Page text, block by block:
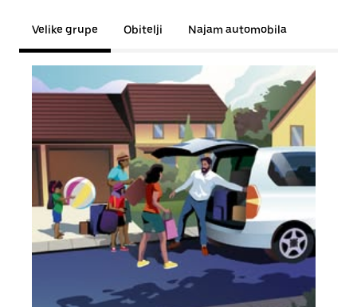
Velike grupe Obitelji Najam automobila